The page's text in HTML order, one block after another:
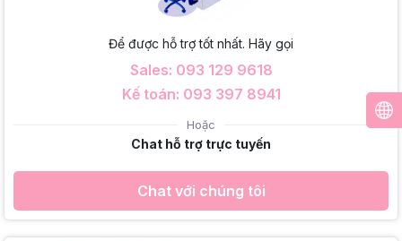
Để được hỗ trợ tốt nhất. Hãy gọi
Sales: 093 129 9618
Kế toán: 093 397 8941
Hoặc
Chat hỗ trợ trực tuyến
Chat với chúng tôi